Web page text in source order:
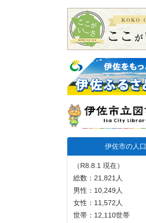
伊佐市の人口
（R8.8.1 現在）
総数：21,821人
男性：10,249人
女性：11,572人
世帯：12,110世帯